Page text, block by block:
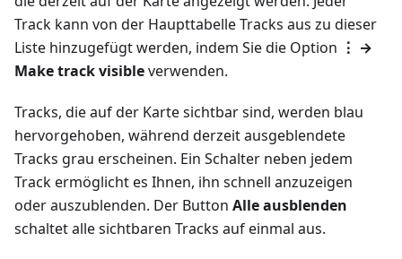
Track kann von der Haupttabelle Tracks aus zu dieser
Liste hinzugefügt werden, indem Sie die Option ⋮ →
Make track visibleverwenden.
Tracks, die auf der Karte sichtbar sind, werden blau
hervorgehoben, während derzeit ausgeblendete
Tracks grau erscheinen. Ein Schalter neben jedem
Track ermöglicht es Ihnen, ihn schnell anzuzeigen
oder auszublenden. Der Button Alle ausblenden
schaltet alle sichtbaren Tracks auf einmal aus.